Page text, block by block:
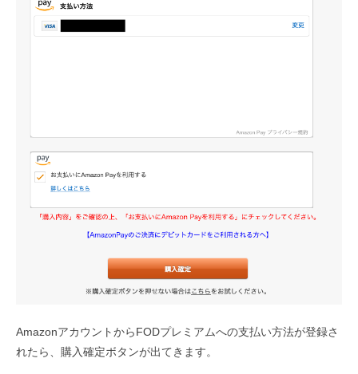
AmazonアカウントからFODプレミアムへの支払い方法が登録さ
れたら、購入確定ボタンが出てきます。